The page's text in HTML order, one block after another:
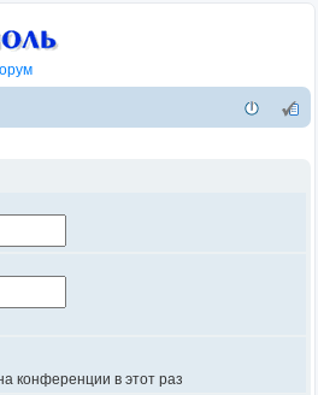
конференции в этот раз